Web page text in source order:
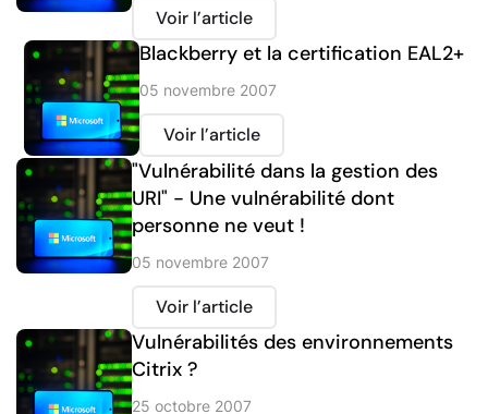
Voir l’article
Blackberry et la certification EAL2+
05 novembre 2007
Voir l’article
"Vulnérabilité dans la gestion des
URI" - Une vulnérabilité dont
personne ne veut !
05 novembre 2007
Voir l’article
Vulnérabilités des environnements
Citrix ?
25 octobre 2007